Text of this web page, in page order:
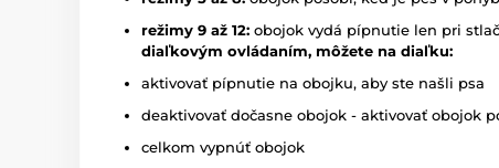
režimy 9 až 12: obojok vydá pípnutie len pri
diaľkovým ovládaním, môžete na diaľku:
aktivovať pípnutie na obojku, aby ste našli psa
deaktivovať dočasne obojok - aktivovať obojok
celkom vypnúť obojok